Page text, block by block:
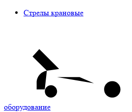
Стрелы крановые
оборудование